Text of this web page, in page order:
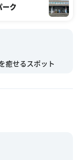
ーク